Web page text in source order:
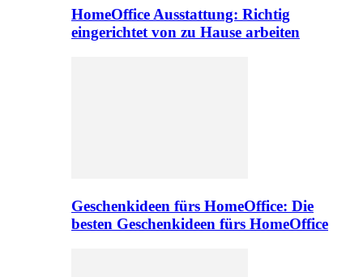
HomeOffice Ausstattung: Richtig
eingerichtet von zu Hause arbeiten
Geschenkideen fürs HomeOffice: Die
besten Geschenkideen fürs HomeOffice